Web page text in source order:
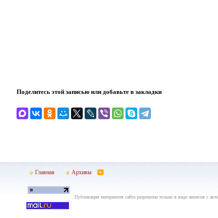
Поделитесь этой записью или добавьте в закладки
Главная Архивы
Публикация материалов сайта разрешена только в виде анонсов с